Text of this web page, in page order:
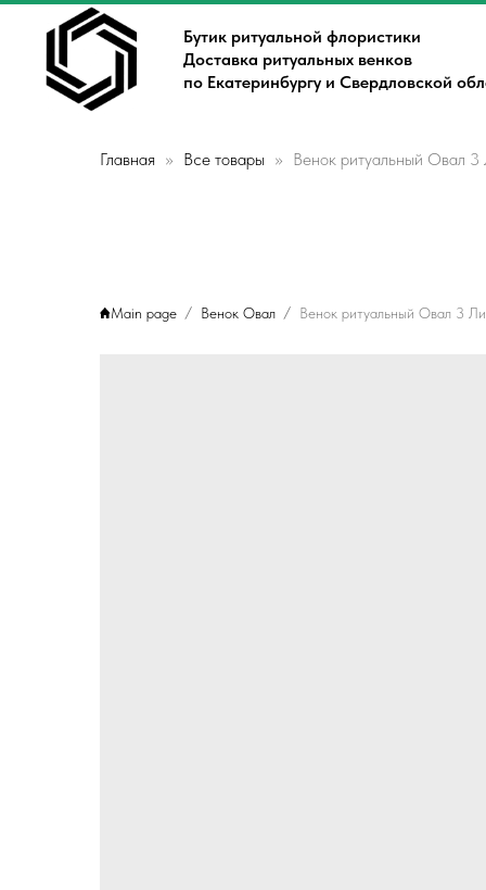
Бутик ритуальной флористики
Доставка ритуальных венков
по Екатеринбургу и Свердловской
Главная Все товары Венок ритуальный Овал
Main page Венок Овал